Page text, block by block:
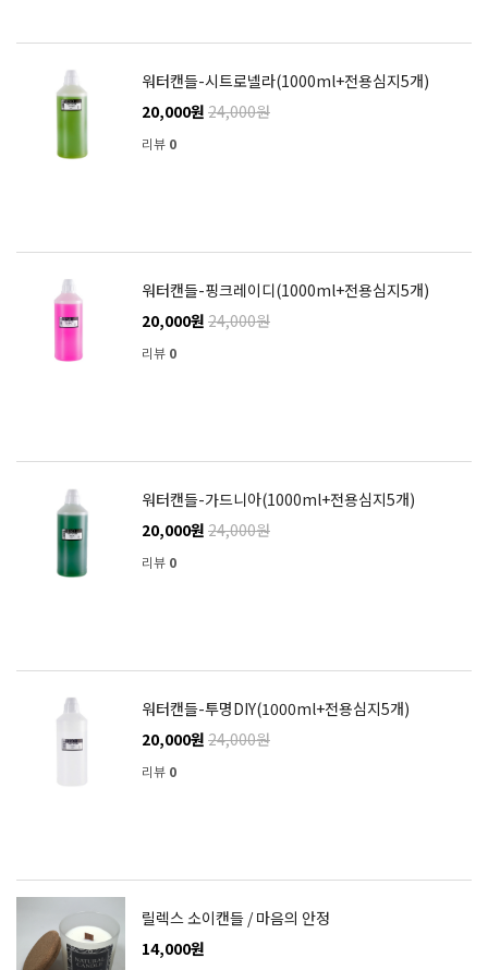
워터캔들-시트로넬라(1000ml+전용심지5개)
20,000원 24,000원
리뷰 0
워터캔들-핑크레이디(1000ml+전용심지5개)
20,000원 24,000원
리뷰 0
워터캔들-가드니아(1000ml+전용심지5개)
20,000원 24,000원
리뷰 0
워터캔들-투명DIY(1000ml+전용심지5개)
20,000원 24,000원
리뷰 0
릴렉스 소이캔들 / 마음의 안정
14,000원